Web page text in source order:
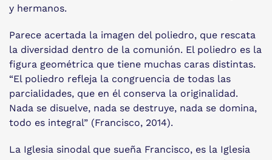
y hermanos.
Parece acertada la imagen del poliedro, que rescata
la diversidad dentro de la comunión. El poliedro es la
figura geométrica que tiene muchas caras distintas.
“El poliedro refleja la congruencia de todas las
parcialidades, que en él conserva la originalidad.
Nada se disuelve, nada se destruye, nada se domina,
todo es integral” (Francisco, 2014).
La Iglesia sinodal que sueña Francisco, es la Iglesia